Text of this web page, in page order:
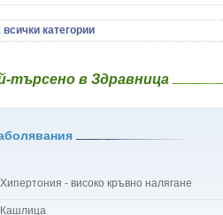
напикаване - енуреза
с очите на бебето и детето
- висока
категории
търсено в Здравница
Хипертония - високо кръвно налягане
Кашлица